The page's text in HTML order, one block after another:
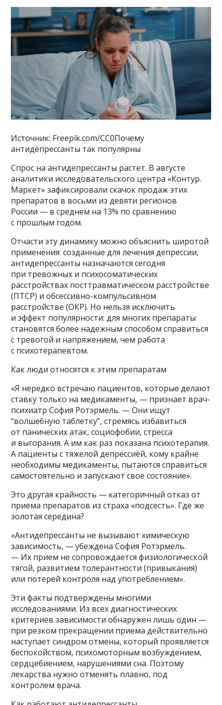
Источник: Freepik.com/CC0Почему
антидепрессанты так популярны
Спрос на антидепрессанты растет. В августе
аналитики исследовательского центра «Контур.
Маркет» зафиксировали скачок продаж этих
препаратов в восьми из девяти регионов
России — в среднем на 13% по сравнению
с прошлым годом.
Отчасти эту динамику можно объяснить широтой
применения: созданные для лечения депрессии,
антидепрессанты назначаются сегодня
при тревожных и психосоматических
расстройствах посттравматическом расстройстве
(ПТСР) и обсессивно-компульсивном
расстройстве (ОКР). Но нельзя исключить
и эффект популярности: для многих препараты
становятся более надежным способом справиться
с тревогой и напряжением, чем работа
с психотерапевтом.
Как люди относятся к этим препаратам
«Я нередко встречаю пациентов, которые делают
ставку только на медикаменты, — признает врач-
психиатр София Ротэрмель. — Они ищут
“волшебную таблетку”, стремясь избавиться
от панических атак, социофобии, стресса
и выгорания. А им как раз показана психотерапия.
А пациенты с тяжелой депрессией, кому крайне
необходимы медикаменты, пытаются справиться
самостоятельно и запускают свое состояние».
Это другая крайность — категоричный отказ от
приема препаратов из страха «подсесть». Где же
золотая середина?
«Антидепрессанты не вызывают химическую
зависимость, — убеждена София Ротэрмель.
— Их прием не сопровождается физиологической
тягой, развитием толерантности (привыкания)
или потерей контроля над употреблением».
Эти факты подтверждены многими
исследованиями. Из всех диагностических
критериев зависимости обнаружен лишь один —
при резком прекращении приема действительно
наступает синдром отмены, который проявляется
беспокойством, психомоторным возбуждением,
сердцебиением, нарушениями сна. Поэтому
лекарства нужно отменять плавно, под
контролем врача.